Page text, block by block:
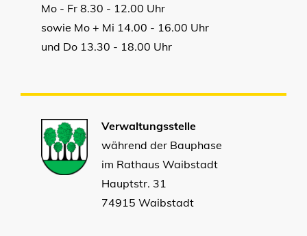
Mo - Fr 8.30 - 12.00 Uhr
sowie Mo + Mi 14.00 - 16.00 Uhr
und Do 13.30 - 18.00 Uhr
Verwaltungsstelle
während der Bauphase
im Rathaus Waibstadt
Hauptstr. 31
74915 Waibstadt